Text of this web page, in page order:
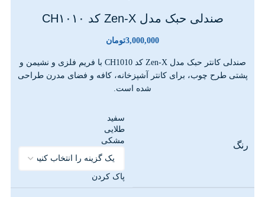
صندلی حبک مدل Zen-X کد CH۱۰۱۰
3,000,000تومان
صندلی کانتر حبک مدل Zen-X کد CH1010 با فریم فلزی و نشیمن و
پشتی طرح چوب، برای کانتر آشپزخانه، کافه و فضای مدرن طراحی
شده است.
رنگ
سفید
طلایی
مشکی
پاک کردن